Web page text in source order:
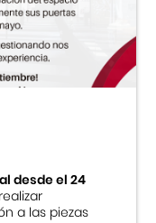
desde el 24
a las piezas